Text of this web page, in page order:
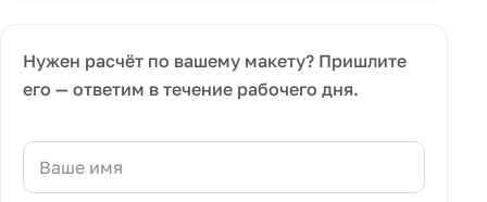
Нужен расчёт по вашему макету? Пришлите
его — ответим в течение рабочего дня.